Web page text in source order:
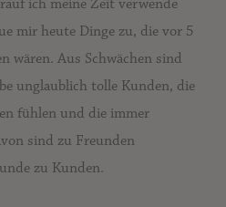
ich meine Zeit verwende
mir heute Dinge zu, die vor 5
wären. Aus Schwächen sind
unglaublich tolle Kunden, die
fühlen und die immer
sind zu Freunden
zu Kunden.